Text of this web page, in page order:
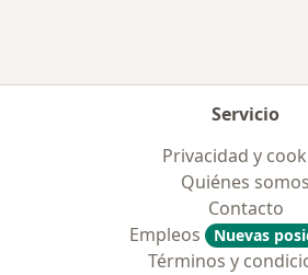
Servicio
Privacidad y
Quiénes somos
Contacto
Empleos
Nuevas
Términos y